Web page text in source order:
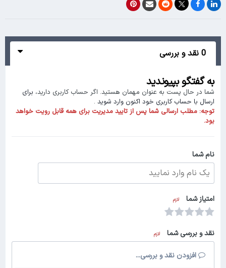
0 نقد و بررسی
به گفتگو بپیوندید
شما در حال پست به عنوان مهمان هستید. اگر حساب کاربری دارید، برای
ارسال با حساب کاربری خود اکنون وارد شوید .
توجه: مطلب ارسالی شما پس از تایید مدیریت برای همه قابل رویت خواهد
بود.
نام شما
امتیاز شما لازم
نقد و بررسی شما لازم
افزودن نقد و بررسی...